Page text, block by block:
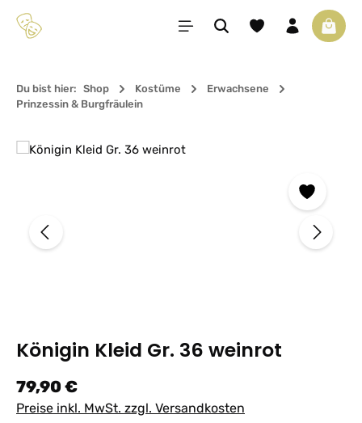
Zum Hauptinhalt springen Du hast 0 Produkte
Du bist hier: Shop Kostüme
Erwachsene
Prinzessin & Burgfräulein
Bildergalerie überspringen
Königin Kleid Gr. 36 weinrot
Regulärer Preis:
79,90 €
Preise inkl. MwSt. zzgl. Versandkosten